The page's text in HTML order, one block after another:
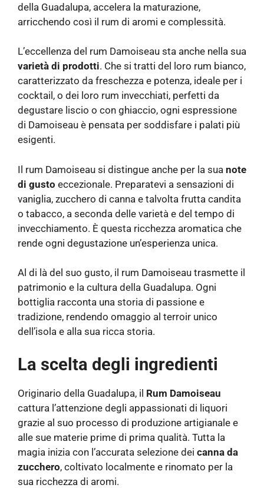
della Guadalupa, accelera la maturazione,
arricchendo così il rum di aromi e complessità.
L’eccellenza del rum Damoiseau sta anche nella sua
varietà di prodotti. Che si tratti del loro rum bianco,
caratterizzato da freschezza e potenza, ideale per i
cocktail, o dei loro rum invecchiati, perfetti da
degustare liscio o con ghiaccio, ogni espressione
di Damoiseau è pensata per soddisfare i palati più
esigenti.
Il rum Damoiseau si distingue anche per la sua note
di gusto eccezionale. Preparatevi a sensazioni di
vaniglia, zucchero di canna e talvolta frutta candita
o tabacco, a seconda delle varietà e del tempo di
invecchiamento. È questa ricchezza aromatica che
rende ogni degustazione un’esperienza unica.
Al di là del suo gusto, il rum Damoiseau trasmette il
patrimonio e la cultura della Guadalupa. Ogni
bottiglia racconta una storia di passione e
tradizione, rendendo omaggio al terroir unico
dell’isola e alla sua ricca storia.
La scelta degli ingredienti
Originario della Guadalupa, il Rum Damoiseau
cattura l’attenzione degli appassionati di liquori
grazie al suo processo di produzione artigianale e
alle sue materie prime di prima qualità. Tutta la
magia inizia con l’accurata selezione dei canna da
zucchero, coltivato localmente e rinomato per la
sua ricchezza di aromi.